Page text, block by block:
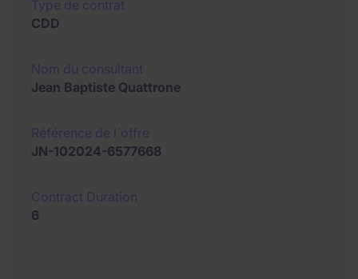
CDD
Jean Baptiste Quattrone
JN-102024-6577668
6